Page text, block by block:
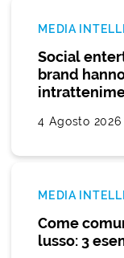
MEDIA
Social
brand
4 Agosto 2026
MEDIA
Come
lusso: 3